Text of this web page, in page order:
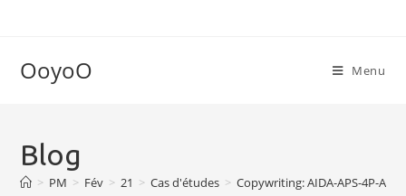
OoyoO Menu
Blog
> PM > Fév > 21 > Cas d'études > Copywriting: AIDA-APS-4P-